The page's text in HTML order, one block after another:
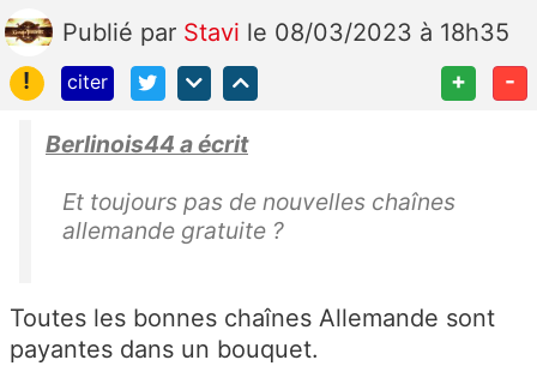
Publié par Stavi le 08/03/2023 à 18h35
!
citer + -
Berlinois44 a écrit
Et toujours pas de nouvelles chaînes
allemande gratuite ?
Toutes les bonnes chaînes Allemande sont
payantes dans un bouquet.